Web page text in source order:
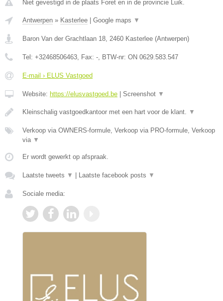
Niet gevestigd in de plaats Foret en in de provincie Luik.
Antwerpen » Kasterlee Google maps ▼
Baron Van der Grachtlaan 18, 2460 Kasterlee (Antwerpen)
Tel: +32468506463, Fax: -, BTW-nr: ON 0629.583.547
E-mail › ELUS Vastgoed
Website: https://elusvastgoed.be Screenshot ▼
Kleinschalig vastgoedkantoor met een hart voor de klant. ▼
Verkoop via OWNERS-formule, Verkoop via PRO-formule, Verkoop
via ▼
Er wordt gewerkt op afspraak.
Laatste tweets ▼ Laatste facebook posts ▼
Sociale media: